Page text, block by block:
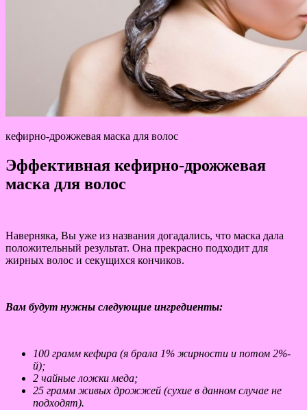
кефирно-дрожжевая маска для волос
Эффективная кефирно-дрожжевая
маска для волос
Наверняка, Вы уже из названия догадались, что маска дала
положительный результат. Она прекрасно подходит для
жирных волос и секущихся кончиков.
Вам будут нужны следующие ингредиенты:
100 грамм кефира (я брала 1% жирности и потом 2%-
й);
2 чайные ложки меда;
25 грамм живых дрожжей (сухие в данном случае не
подходят).